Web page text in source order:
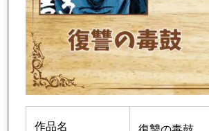
作品名 復讐の毒鼓